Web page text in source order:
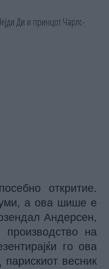
откритие.
а ова шише е
Андерсен,
на
го ова
весник